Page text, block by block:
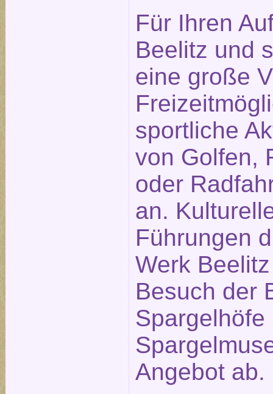
Für Ihren
Beelitz und
eine große
sportliche
von Golfen,
oder
an.
Führungen
Werk
Besuch der
Spargelhöfe
Angebot ab.